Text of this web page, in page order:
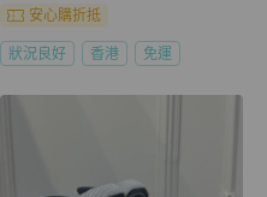
安心購折抵
狀況良好 香港 免運